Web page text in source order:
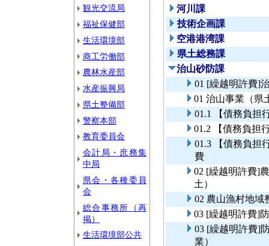
観光交流局
福祉保健部
生活環境部
商工労働部
農林水産部
水産振興局
県土整備部
警察本部
教育委員会
会計局・庶務集
中局
県会・各種委員
会
総合事務所（再
掲）
生活環境部公共
河川課
技術企画課
空港港湾課
県土総務課
治山砂防課
01 [繰越明許費]
01 治山事業（県
01.1 【債務負担
01.2 【債務負担
01.3 【債務負担
費
02 [繰越明許費]
土）
02 農山漁村地域
03 [繰越明許費]
03 [繰越明許費]
業）